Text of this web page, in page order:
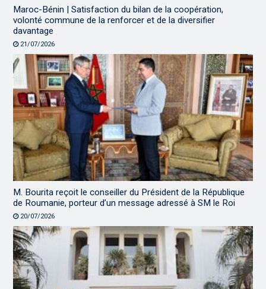
Maroc-Bénin | Satisfaction du bilan de la coopération,
volonté commune de la renforcer et de la diversifier
davantage
21/07/2026
M. Bourita reçoit le conseiller du Président de la République
de Roumanie, porteur d’un message adressé à SM le Roi
20/07/2026